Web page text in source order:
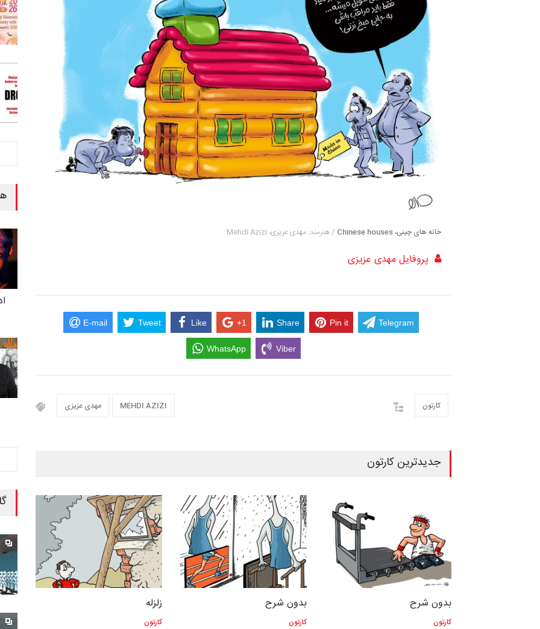
خانه های چینی، Chinese houses / هنرمند: مهدی عزیزی، Mehdi Azizi
پروفایل مهدی عزیزی
E-mail Tweet Like +1 Share Pin it Telegram
WhatsApp Viber
مهدی عزیزی MEHDI AZIZI کارتون
جدیدترین کارتون
زلزله
کارتون
بدون شرح
کارتون
بدون شرح
کارتون